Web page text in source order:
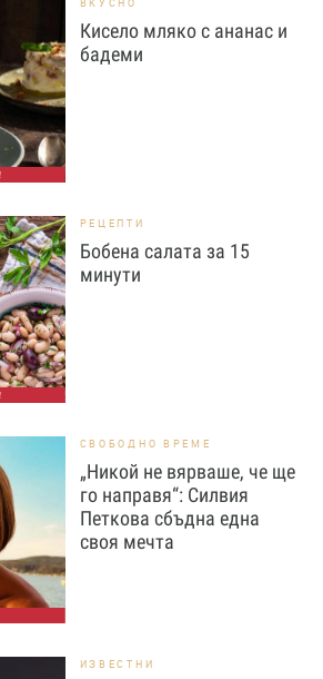
Кисело мляко с ананас и
бадеми
РЕЦЕПТИ
Бобена салата за 15
минути
СВОБОДНО ВРЕМЕ
„Никой не вярваше, че ще
го направя“: Силвия
Петкова сбъдна една
своя мечта
ИЗВЕСТНИ